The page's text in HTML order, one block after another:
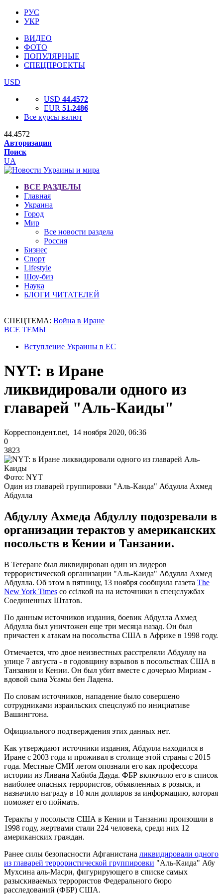
РУС
УКР
ВИДЕО
ФОТО
ПОПУЛЯРНЫЕ
СПЕЦПРОЕКТЫ
USD
USD 44.4572
EUR 51.2486
Все курсы валют
44.4572
Авторизация
Поиск
UA
ВСЕ РАЗДЕЛЫ
Главная
Украина
Город
Мир
Все новости раздела
Россия
Бизнес
Спорт
Lifestyle
Шоу-биз
Наука
БЛОГИ ЧИТАТЕЛЕЙ
СПЕЦТЕМА: Война в Иране
ВСЕ ТЕМЫ
Вступление Украины в ЕС
NYT: в Иране
ликвидировали одного из
главарей "Аль-Каиды"
Корреспондент.net, 14 ноября 2020, 06:36
0
3823
Фото: NYT
Один из главарей группировки "Аль-Каида" Абдулла Ахмед
Абдулла
Абдуллу Ахмеда Абдуллу подозревали в
организации терактов у американских
посольств в Кении и Танзании.
В Тегеране был ликвидирован один из лидеров
террористической организации "Аль-Каида" Абдулла Ахмед
Абдулла. Об этом в пятницу, 13 ноября сообщила газета The
New York Times со ссілкой на на источники в спецслужбах
Соединенных Штатов.
По данным источников издания, боевик Абдулла Ахмед
Абдулла был уничтожен еще три месяца назад. Он был
причастен к атакам на посольства США в Африке в 1998 году.
Отмечается, что двое неизвестных расстреляли Абдуллу на
улице 7 августа - в годовщину взрывов в посольствах США в
Танзании и Кении. Он был убит вместе с дочерью Мириам -
вдовой сына Усамы бен Ладена.
По словам источников, нападение было совершено
сотрудниками израильских спецслужб по инициативе
Вашингтона.
Официального подтверждения этих данных нет.
Как утверждают источники издания, Абдулла находился в
Иране с 2003 года и проживал в столице этой страны с 2015
года. Местные СМИ летом опознали его как профессора
истории из Ливана Хабиба Дауда. ФБР включило его в список
наиболее опасных террористов, объявленных в розыск, и
назначило награду в 10 млн долларов за информацию, которая
поможет его поймать.
Теракты у посольств США в Кении и Танзании произошли в
1998 году, жертвами стали 224 человека, среди них 12
американских граждан.
Ранее силы безопасности Афганистана ликвидировали одного
из главарей террористической группировки "Аль-Каида" Абу
Мухсина аль-Масри, фигурирующего в списке самых
разыскиваемых террористов Федерального бюро
расследований (ФБР) США.